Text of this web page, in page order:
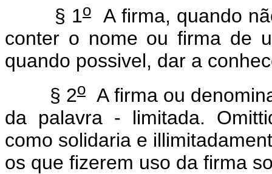
§ 1oA firma, quando
conter o nome ou firma de
quando possivel, dar a
§ 2oA firma ou
da palavra - limitada.
como solidaria e
os que fizerem uso da firma